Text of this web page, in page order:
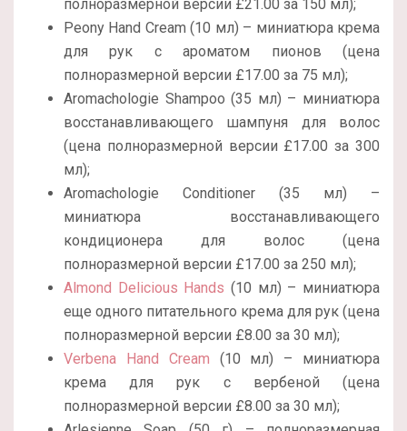
полноразмерной версии £21.00 за 150 мл);
Peony Hand Cream (10 мл) – миниатюра крема
для рук с ароматом пионов (цена
полноразмерной версии £17.00 за 75 мл);
Aromachologie Shampoo (35 мл) – миниатюра
восстанавливающего шампуня для волос
(цена полноразмерной версии £17.00 за 300
мл);
Aromachologie Conditioner (35 мл) –
миниатюра восстанавливающего
кондиционера для волос (цена
полноразмерной версии £17.00 за 250 мл);
Almond Delicious Hands (10 мл) – миниатюра
еще одного питательного крема для рук (цена
полноразмерной версии £8.00 за 30 мл);
Verbena Hand Cream (10 мл) – миниатюра
крема для рук с вербеной (цена
полноразмерной версии £8.00 за 30 мл);